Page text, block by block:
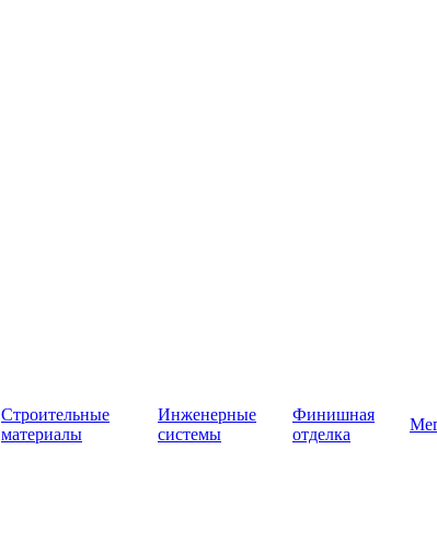
Строительные
материалы
Инженерные
системы
Финишная
отделка